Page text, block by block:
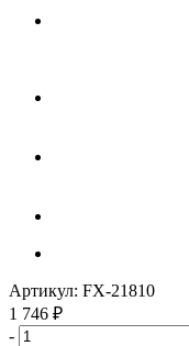
Артикул: FX-21810
1 746 ₽
-